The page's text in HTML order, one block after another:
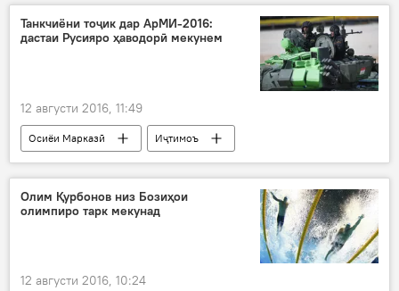
Амният ва мудофиа
Алабино
Олег Салюков
Вазорати мудофиаи Русия
Танкчиёни тоҷик дар АрМИ-2016:
дастаи Русияро ҳаводорӣ мекунем
12 августи 2016, 11:49
Осиёи Марказӣ
Иҷтимоъ
Ҳамаи хабарҳо
Амният ва мудофиа
"АРМИ-2016"
Дар Русия
Олим Қурбонов низ Бозиҳои
олимпиро тарк мекунад
12 августи 2016, 10:24